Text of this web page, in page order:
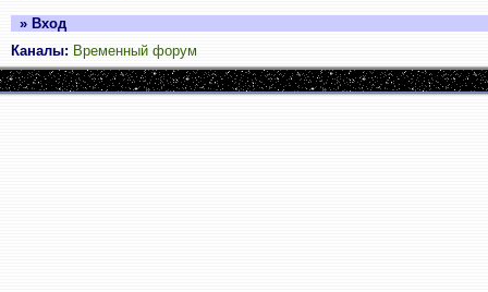
» Вход
Каналы: Временный форум